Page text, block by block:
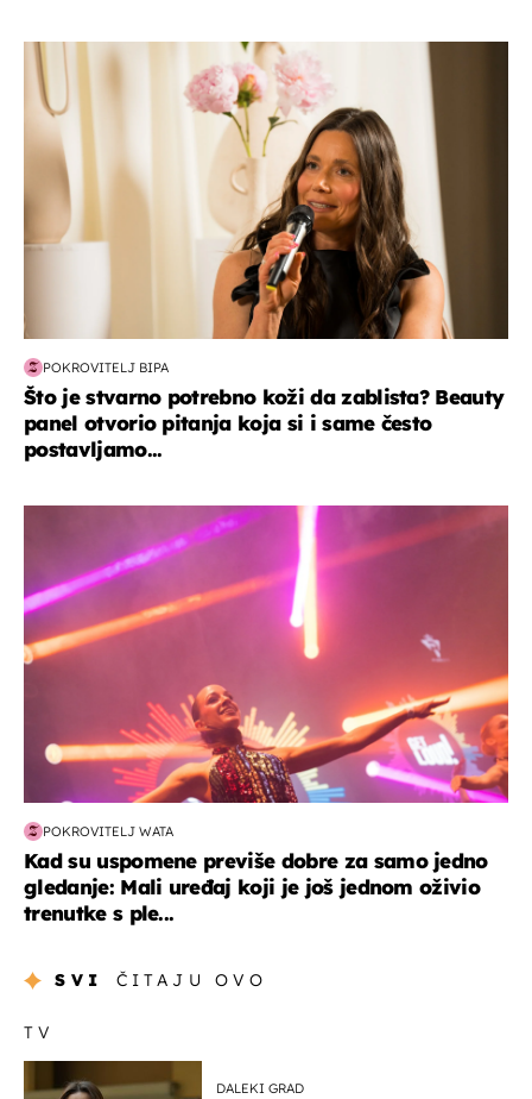
moda & ljepota
POKROVITELJ BIPA
Što je stvarno potrebno koži da zablista? Beauty
panel otvorio pitanja koja si i same često
postavljamo...
POKROVITELJ WATA
Kad su uspomene previše dobre za samo jedno
gledanje: Mali uređaj koji je još jednom oživio
trenutke s ple...
SVI ČITAJU OVO
TV
DALEKI GRAD